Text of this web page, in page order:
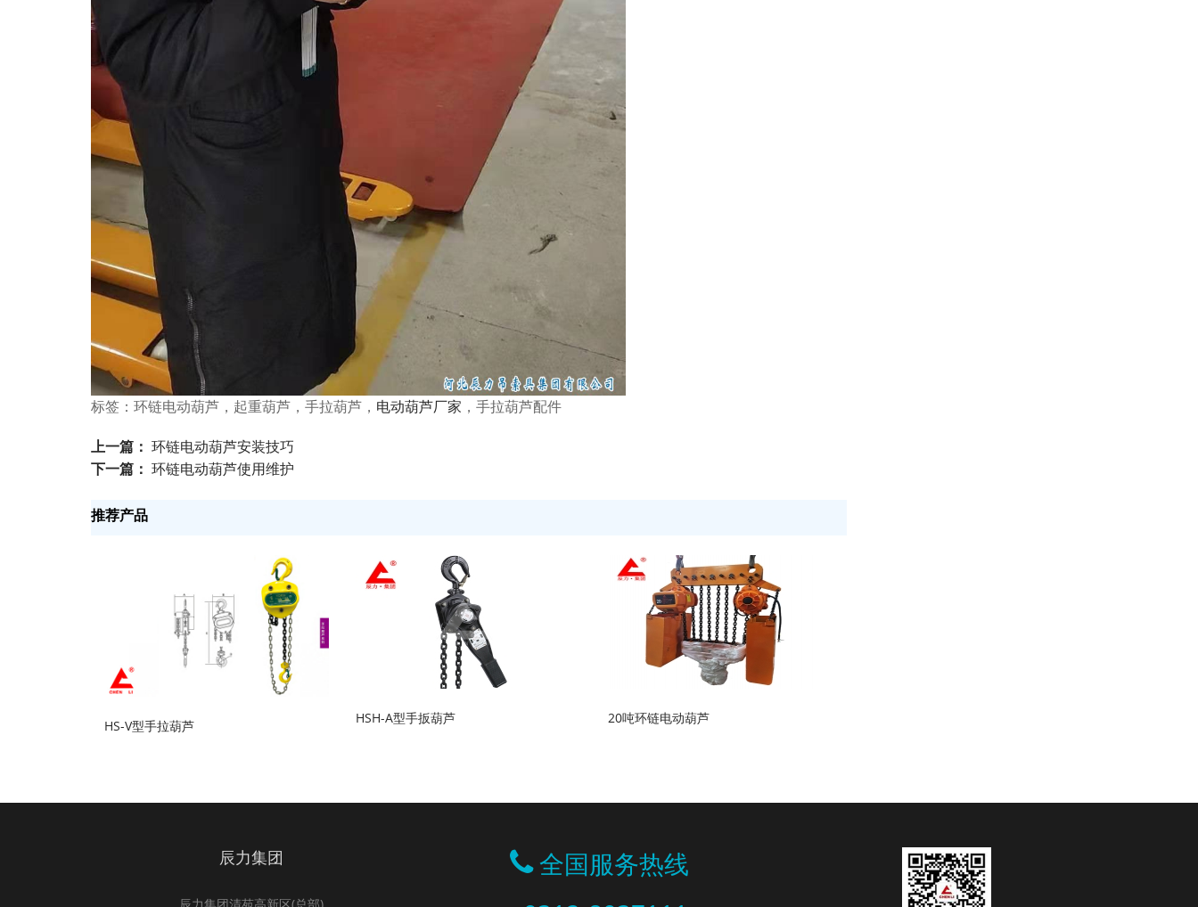
标签：环链电动葫芦，起重葫芦，手拉葫芦， 电动葫芦厂家 ，手拉葫芦配件
上一篇： 环链电动葫芦安装技巧
下一篇： 环链电动葫芦使用维护
推荐产品
HS-V型手拉葫芦 HSH-A型手扳葫芦 20吨环链电动葫芦
辰力集团
全国服务热线